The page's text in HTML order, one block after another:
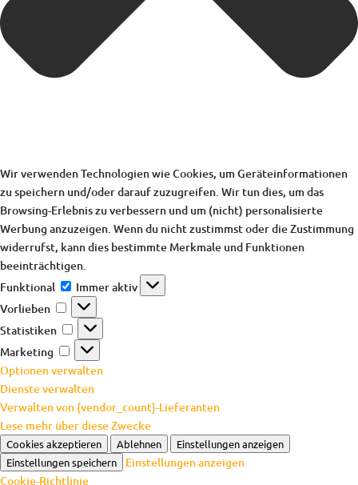
Wir verwenden Technologien wie Cookies, um Geräteinformationen
zu speichern und/oder darauf zuzugreifen. Wir tun dies, um das
Browsing-Erlebnis zu verbessern und um (nicht) personalisierte
Werbung anzuzeigen. Wenn du nicht zustimmst oder die Zustimmung
widerrufst, kann dies bestimmte Merkmale und Funktionen
beeinträchtigen.
Funktional
Funktional
Immer aktiv
Vorlieben
Vorlieben
Statistiken
Statistiken
Marketing
Marketing
Optionen verwalten
Dienste verwalten
Verwalten von {vendor_count}-Lieferanten
Lese mehr über diese Zwecke
Cookies akzeptieren Ablehnen
Einstellungen anzeigen
Einstellungen speichern
Einstellungen anzeigen
Cookie-Richtlinie